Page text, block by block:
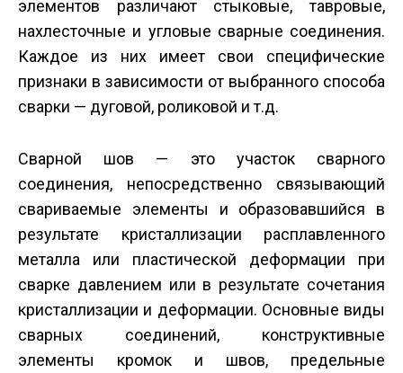
элементов различают стыковые, тавровые,
нахлесточные и угловые сварные соединения.
Каждое из них имеет свои специфические
признаки в зависимости от выбранного способа
сварки — дуговой, роликовой и т.д.
Сварной шов — это участок сварного
соединения, непосредственно связывающий
свариваемые элементы и образовавшийся в
результате кристаллизации расплавленного
металла или пластической деформации при
сварке давлением или в результате сочетания
кристаллизации и деформации. Основные виды
сварных соединений, конструктивные
элементы кромок и швов, предельные